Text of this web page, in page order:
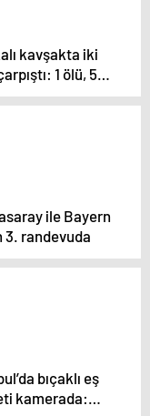
kavşakta iki
1 ölü, 5
ile Bayern
3. randevuda
bıçaklı eş
kamerada: